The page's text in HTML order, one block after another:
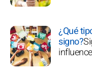
¿Qué
signo?